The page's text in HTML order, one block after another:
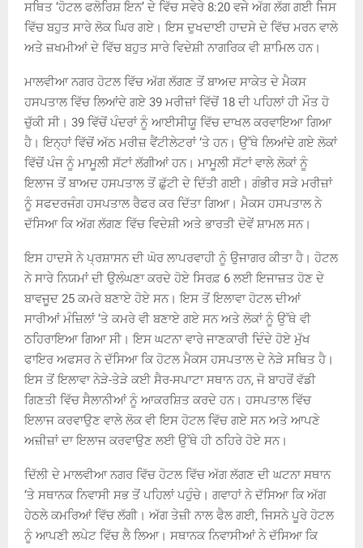
ਸਥਿਤ ‘ਹੋਟਲ ਫਲੋਰਿਸ਼ ਇਨ’ ਦੇ ਵਿੱਚ ਸਵੇਰੇ 8:20 ਵਜੇ ਅੱਗ ਲੱਗ ਗਈ ਜਿਸ
ਵਿੱਚ ਬਹੁਤ ਸਾਰੇ ਲੋਕ ਘਿਰ ਗਏ। ਇਸ ਦੁਖਦਾਈ ਹਾਦਸੇ ਦੇ ਵਿੱਚ ਮਰਨ ਵਾਲੇ
ਅਤੇ ਜ਼ਖਮੀਆਂ ਦੇ ਵਿੱਚ ਬਹੁਤ ਸਾਰੇ ਵਿਦੇਸ਼ੀ ਨਾਗਰਿਕ ਵੀ ਸ਼ਾਮਿਲ ਹਨ।
ਮਾਲਵੀਆ ਨਗਰ ਹੋਟਲ ਵਿੱਚ ਅੱਗ ਲੱਗਣ ਤੋਂ ਬਾਅਦ ਸਾਕੇਤ ਦੇ ਮੈਕਸ
ਹਸਪਤਾਲ ਵਿੱਚ ਲਿਆਂਦੇ ਗਏ 39 ਮਰੀਜ਼ਾਂ ਵਿੱਚੋਂ 18 ਦੀ ਪਹਿਲਾਂ ਹੀ ਮੌਤ ਹੋ
ਚੁੱਕੀ ਸੀ। 39 ਵਿੱਚੋਂ ਪੰਦਰਾਂ ਨੂੰ ਆਈਸੀਯੂ ਵਿੱਚ ਦਾਖਲ ਕਰਵਾਇਆ ਗਿਆ
ਹੈ। ਇਨ੍ਹਾਂ ਵਿੱਚੋਂ ਅੱਠ ਮਰੀਜ਼ ਵੈਂਟੀਲੇਟਰਾਂ ‘ਤੇ ਹਨ। ਉੱਥੇ ਲਿਆਂਦੇ ਗਏ ਲੋਕਾਂ
ਵਿੱਚੋਂ ਪੰਜ ਨੂੰ ਮਾਮੂਲੀ ਸੱਟਾਂ ਲੱਗੀਆਂ ਹਨ। ਮਾਮੂਲੀ ਸੱਟਾਂ ਵਾਲੇ ਲੋਕਾਂ ਨੂੰ
ਇਲਾਜ ਤੋਂ ਬਾਅਦ ਹਸਪਤਾਲ ਤੋਂ ਛੁੱਟੀ ਦੇ ਦਿੱਤੀ ਗਈ। ਗੰਭੀਰ ਸੜੇ ਮਰੀਜ਼ਾਂ
ਨੂੰ ਸਫਦਰਜੰਗ ਹਸਪਤਾਲ ਰੈਫਰ ਕਰ ਦਿੱਤਾ ਗਿਆ। ਮੈਕਸ ਹਸਪਤਾਲ ਨੇ
ਦੱਸਿਆ ਕਿ ਅੱਗ ਲੱਗਣ ਵਿੱਚ ਵਿਦੇਸ਼ੀ ਅਤੇ ਭਾਰਤੀ ਦੋਵੇਂ ਸ਼ਾਮਲ ਸਨ।
ਇਸ ਹਾਦਸੇ ਨੇ ਪ੍ਰਸ਼ਾਸਨ ਦੀ ਘੋਰ ਲਾਪਰਵਾਹੀ ਨੂੰ ਉਜਾਗਰ ਕੀਤਾ ਹੈ। ਹੋਟਲ
ਨੇ ਸਾਰੇ ਨਿਯਮਾਂ ਦੀ ਉਲੰਘਣਾ ਕਰਦੇ ਹੋਏ ਸਿਰਫ਼ 6 ਲਈ ਇਜਾਜ਼ਤ ਹੋਣ ਦੇ
ਬਾਵਜੂਦ 25 ਕਮਰੇ ਬਣਾਏ ਹੋਏ ਸਨ। ਇਸ ਤੋਂ ਇਲਾਵਾ ਹੋਟਲ ਦੀਆਂ
ਸਾਰੀਆਂ ਮੰਜ਼ਿਲਾਂ ‘ਤੇ ਕਮਰੇ ਵੀ ਬਣਾਏ ਗਏ ਸਨ ਅਤੇ ਲੋਕਾਂ ਨੂੰ ਉੱਥੇ ਵੀ
ਠਹਿਰਾਇਆ ਗਿਆ ਸੀ। ਇਸ ਘਟਨਾ ਵਾਰੇ ਜਾਣਕਾਰੀ ਦਿੰਦੇ ਹੋਏ ਮੁੱਖ
ਫਾਇਰ ਅਫਸਰ ਨੇ ਦੱਸਿਆ ਕਿ ਹੋਟਲ ਮੈਕਸ ਹਸਪਤਾਲ ਦੇ ਨੇੜੇ ਸਥਿਤ ਹੈ।
ਇਸ ਤੋਂ ਇਲਾਵਾ ਨੇੜੇ-ਤੇੜੇ ਕਈ ਸੈਰ-ਸਪਾਟਾ ਸਥਾਨ ਹਨ, ਜੋ ਬਾਹਰੋਂ ਵੱਡੀ
ਗਿਣਤੀ ਵਿੱਚ ਸੈਲਾਨੀਆਂ ਨੂੰ ਆਕਰਸ਼ਿਤ ਕਰਦੇ ਹਨ। ਹਸਪਤਾਲ ਵਿੱਚ
ਇਲਾਜ ਕਰਵਾਉਣ ਵਾਲੇ ਲੋਕ ਵੀ ਇਸ ਹੋਟਲ ਵਿੱਚ ਗਏ ਸਨ ਅਤੇ ਆਪਣੇ
ਅਜ਼ੀਜ਼ਾਂ ਦਾ ਇਲਾਜ ਕਰਵਾਉਣ ਲਈ ਉੱਥੇ ਹੀ ਠਹਿਰੇ ਹੋਏ ਸਨ।
ਦਿੱਲੀ ਦੇ ਮਾਲਵੀਆ ਨਗਰ ਵਿੱਚ ਹੋਟਲ ਵਿੱਚ ਅੱਗ ਲੱਗਣ ਦੀ ਘਟਨਾ ਸਥਾਨ
‘ਤੇ ਸਥਾਨਕ ਨਿਵਾਸੀ ਸਭ ਤੋਂ ਪਹਿਲਾਂ ਪਹੁੰਚੇ। ਗਵਾਹਾਂ ਨੇ ਦੱਸਿਆ ਕਿ ਅੱਗ
ਹੇਠਲੇ ਕਮਰਿਆਂ ਵਿੱਚ ਲੱਗੀ। ਅੱਗ ਤੇਜ਼ੀ ਨਾਲ ਫੈਲ ਗਈ, ਜਿਸਨੇ ਪੂਰੇ ਹੋਟਲ
ਨੂੰ ਆਪਣੀ ਲਪੇਟ ਵਿੱਚ ਲੈ ਲਿਆ। ਸਥਾਨਕ ਨਿਵਾਸੀਆਂ ਨੇ ਦੱਸਿਆ ਕਿ